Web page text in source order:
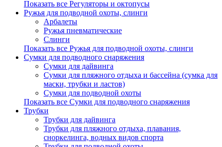
Показать все Регуляторы и октопусы
Ружья для подводной охоты, слинги
Арбалеты
Ружья пневматические
Слинги
Показать все Ружья для подводной охоты, слинги
Сумки для подводного снаряжения
Сумки для дайвинга
Сумки для пляжного отдыха и бассейна (сумка для
маски, трубки и ластов)
Сумки для подводной охоты
Показать все Сумки для подводного снаряжения
Трубки
Трубки для дайвинга
Трубки для пляжного отдыха, плавания,
сноркелинга, водных видов спорта